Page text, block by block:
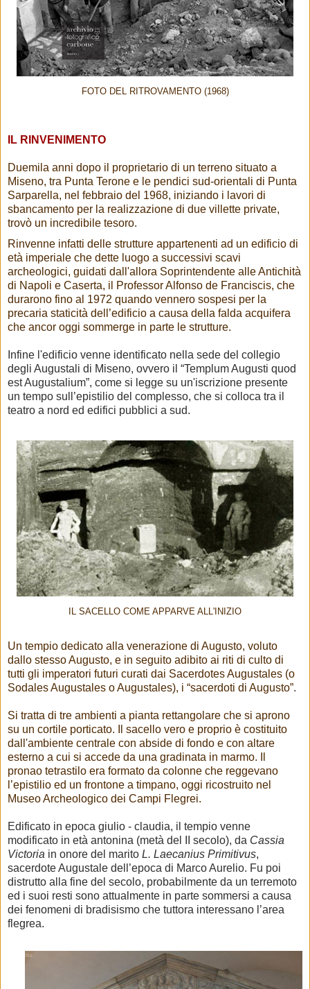
FOTO DEL RITROVAMENTO (1968)
IL RINVENIMENTO
Duemila anni dopo il proprietario di un terreno situato a
Miseno, tra Punta Terone e le pendici sud-orientali di Punta
Sarparella, nel febbraio del 1968, iniziando i lavori di
sbancamento per la realizzazione di due villette private,
trovò un incredibile tesoro.
Rinvenne infatti delle strutture appartenenti ad un edificio di
età imperiale che dette luogo a successivi scavi
archeologici, guidati dall'allora Soprintendente alle Antichità
di Napoli e Caserta, il Professor Alfonso de Franciscis, che
durarono fino al 1972 quando vennero sospesi per la
precaria staticità dell’edificio a causa della falda acquifera
che ancor oggi sommerge in parte le strutture.
Infine l'edificio venne identificato nella sede del collegio
degli Augustali di Miseno, ovvero il “Templum Augusti quod
est Augustalium”, come si legge su un'iscrizione presente
un tempo sull’epistilio del complesso, che si colloca tra il
teatro a nord ed edifici pubblici a sud.
IL SACELLO COME APPARVE ALL'INIZIO
Un tempio dedicato alla venerazione di Augusto, voluto
dallo stesso Augusto, e in seguito adibito ai riti di culto di
tutti gli imperatori futuri curati dai Sacerdotes Augustales (o
Sodales Augustales o Augustales), i “sacerdoti di Augusto”.
Si tratta di tre ambienti a pianta rettangolare che si aprono
su un cortile porticato. Il sacello vero e proprio è costituito
dall'ambiente centrale con abside di fondo e con altare
esterno a cui si accede da una gradinata in marmo. Il
pronao tetrastilo era formato da colonne che reggevano
l’epistilio ed un frontone a timpano, oggi ricostruito nel
Museo Archeologico dei Campi Flegrei.
Edificato in epoca giulio - claudia, il tempio venne
modificato in età antonina (metà del II secolo), da Cassia
Victoria in onore del marito L. Laecanius Primitivus,
sacerdote Augustale dell’epoca di Marco Aurelio. Fu poi
distrutto alla fine del secolo, probabilmente da un terremoto
ed i suoi resti sono attualmente in parte sommersi a causa
dei fenomeni di bradisismo che tuttora interessano l’area
flegrea.